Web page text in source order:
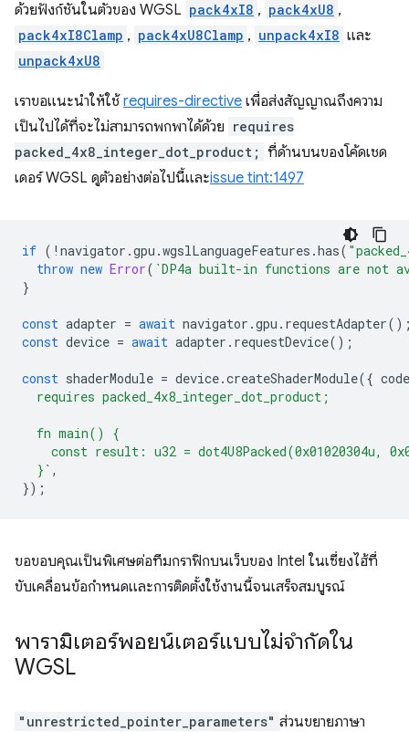
ด้วยฟังก์ชันในตัวของ WGSL pack4xI8 , pack4xU8 ,
pack4xI8Clamp , pack4xU8Clamp , unpack4xI8 และ
unpack4xU8
เราขอแนะนำให้ใช้ requires-directive เพื่อส่งสัญญาณถึงความ
เป็นไปได้ที่จะไม่สามารถพกพาได้ด้วย requires
packed_4x8_integer_dot_product; ที่ด้านบนของโค้ดเชด
เดอร์ WGSL ดูตัวอย่างต่อไปนี้และissue tint:1497
if ( ! navigator .gpu .wgslLanguageFeatures .has(
throw new Error( `DP4a built-in functions are not
}
const adapter = await navigator .gpu . requestAdapter
const device = await adapter . requestDevice();
const shaderModule = device.createShaderModule({ code
  requires packed_4x8_integer_dot_product;
  fn main() {
const result: u32 = dot4U8Packed(0x01020304u,
  }`
,
});
ขอขอบคุณเป็นพิเศษต่อทีมกราฟิกบนเว็บของ Intel ในเซี่ยงไฮ้ที่
ขับเคลื่อนข้อกำหนดและการติดตั้งใช้งานนี้จนเสร็จสมบูรณ์
พารามิเตอร์พอยน์เตอร์แบบไม่จำกัดใน
WGSL
"unrestricted_pointer_parameters" ส่วนขยายภาษา